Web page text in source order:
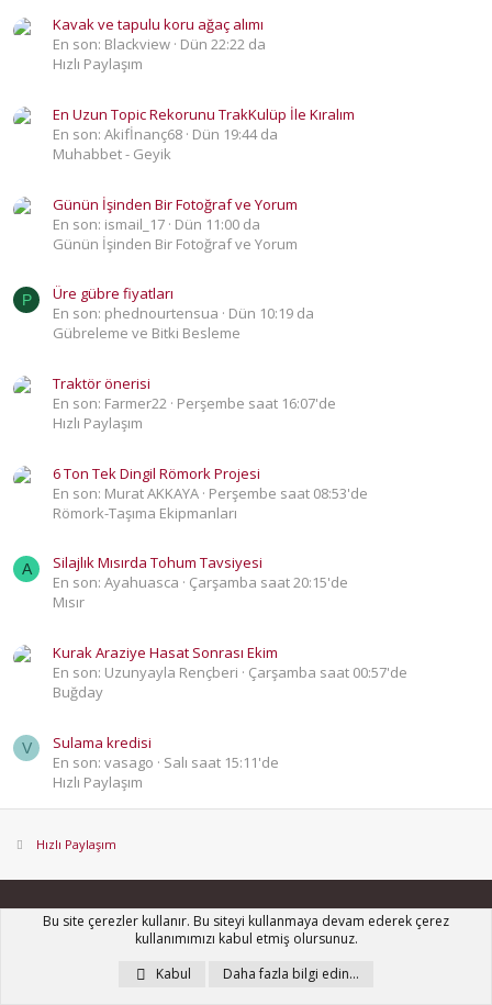
Kavak ve tapulu koru ağaç alımı
En son: Blackview Dün 22:22 da
Hızlı Paylaşım
En Uzun Topic Rekorunu TrakKulüp İle Kıralım
En son: Akifİnanç68 Dün 19:44 da
Muhabbet - Geyik
Günün İşinden Bir Fotoğraf ve Yorum
En son: ismail_17 Dün 11:00 da
Günün İşinden Bir Fotoğraf ve Yorum
P
Üre gübre fiyatları
En son: phednourtensua
Dün 10:19 da
Gübreleme ve Bitki Besleme
Traktör önerisi
En son: Farmer22 Perşembe saat 16:07'de
Hızlı Paylaşım
6 Ton Tek Dingil Römork Projesi
En son: Murat AKKAYA Perşembe saat 08:53'de
Römork-Taşıma Ekipmanları
A
Silajlık Mısırda Tohum Tavsiyesi
En son: Ayahuasca
Çarşamba saat 20:15'de
Mısır
Kurak Araziye Hasat Sonrası Ekim
En son: Uzunyayla Rençberi
Çarşamba saat 00:57'de
Buğday
V
Sulama kredisi
En son: vasago
Salı saat 15:11'de
Hızlı Paylaşım
Hızlı Paylaşım
hakkımızda
TrakKulüp, içinde 100.000'den fazla konuyu, 1.300.000'den fazla
Bu site çerezler kullanır. Bu siteyi kullanmaya devam ederek çerez
kullanımımızı kabul etmiş olursunuz.
Kabul
Daha fazla bilgi edin…